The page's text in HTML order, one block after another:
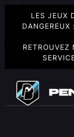
LES JEUX
DANGEREUX
RETROUVEZ
contenu